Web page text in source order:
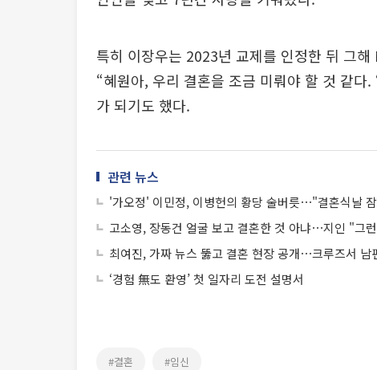
특히 이장우는 2023년 교제를 인정한 뒤 그
“혜원아, 우리 결혼을 조금 미뤄야 할 것 같다
가 되기도 했다.
관련 뉴스
'가오정' 이민정, 이병헌의 황당 술버릇⋯"결혼식날
고소영, 장동건 얼굴 보고 결혼한 것 아냐⋯지인 "그
최여진, 가짜 뉴스 뚫고 결혼 현장 공개⋯크루즈서 남
‘경험 無도 환영’ 첫 일자리 도전 설명서
#결혼 #임신